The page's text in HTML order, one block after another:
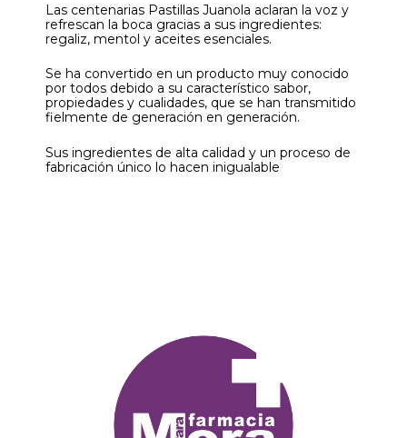
Las centenarias Pastillas Juanola aclaran la voz y
refrescan la boca gracias a sus ingredientes:
regaliz, mentol y aceites esenciales.
Se ha convertido en un producto muy conocido
por todos debido a su característico sabor,
propiedades y cualidades, que se han transmitido
fielmente de generación en generación.
Sus ingredientes de alta calidad y un proceso de
fabricación único lo hacen inigualable